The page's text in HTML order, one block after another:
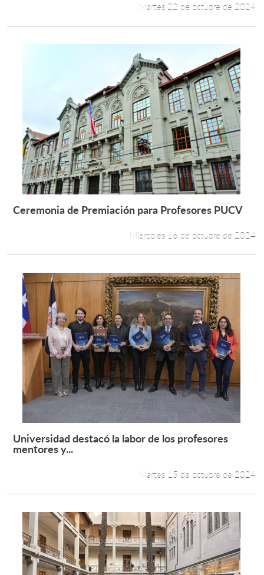
Martes 22 de octubre de 2024
Leer más +
Ceremonia de Premiación para Profesores PUCV
Miércoles 16 de octubre de 2024
Leer más +
Universidad destacó la labor de los profesores
mentores y...
Martes 15 de octubre de 2024